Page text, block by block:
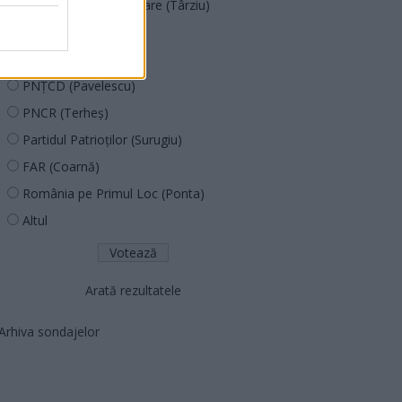
Acțiunea Conservatoare (Târziu)
PNȚCD (Pavelescu)
PNCR (Terheș)
Partidul Patrioților (Surugiu)
FAR (Coarnă)
România pe Primul Loc (Ponta)
Altul
Arată rezultatele
sondajelor